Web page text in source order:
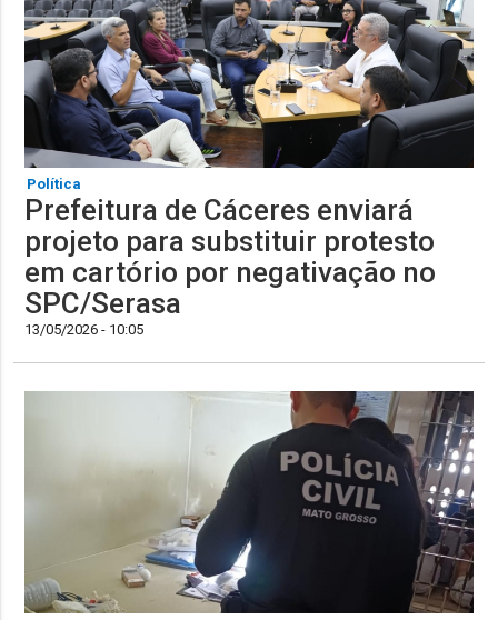
Política
Prefeitura de Cáceres enviará
projeto para substituir protesto
em cartório por negativação no
SPC/Serasa
13/05/2026 - 10:05